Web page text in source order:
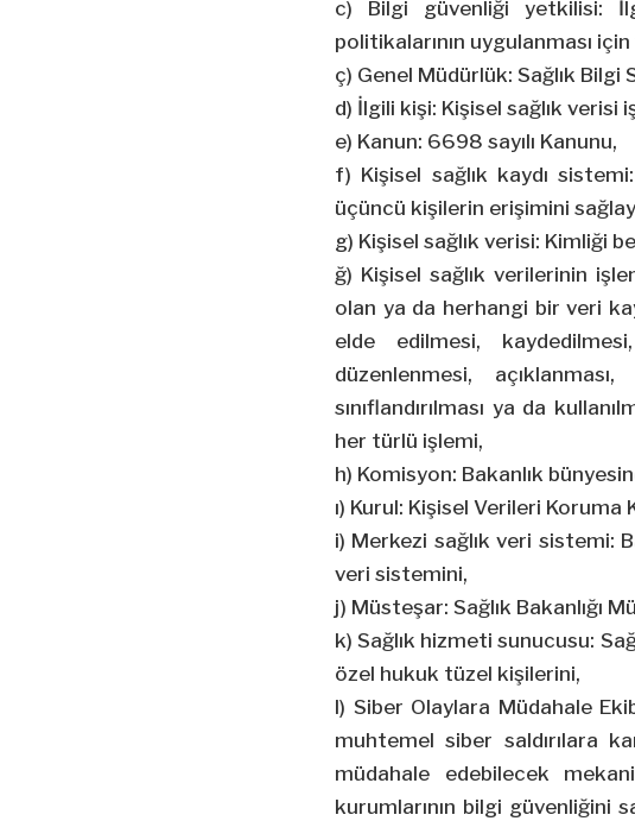
c) Bilgi güvenliği yetkilisi:
politikalarının uygulanması
ç) Genel Müdürlük: Sağlık
d) İlgili kişi: Kişisel sağlık verisi
e) Kanun: 6698 sayılı Kanunu,
f) Kişisel sağlık kaydı
üçüncü kişilerin erişimini
g) Kişisel sağlık verisi: Kimliği
ğ) Kişisel sağlık verilerinin
olan ya da herhangi bir veri
elde edilmesi,
düzenlenmesi,
sınıflandırılması ya da
her türlü işlemi,
h) Komisyon: Bakanlık
ı) Kurul: Kişisel Verileri Koruma
i) Merkezi sağlık veri sistemi:
veri sistemini,
j) Müsteşar: Sağlık Bakanlığı
k) Sağlık hizmeti sunucusu:
özel hukuk tüzel kişilerini,
l) Siber Olaylara Müdahale
muhtemel siber saldırılara
müdahale edebilecek
kurumlarının bilgi güvenliğini